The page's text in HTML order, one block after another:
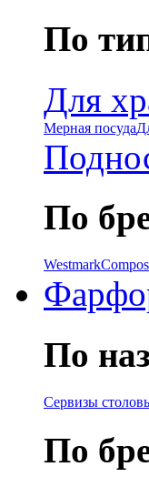
По
Для
Мерная посуда
По
Westmark
По
Сервизы
По